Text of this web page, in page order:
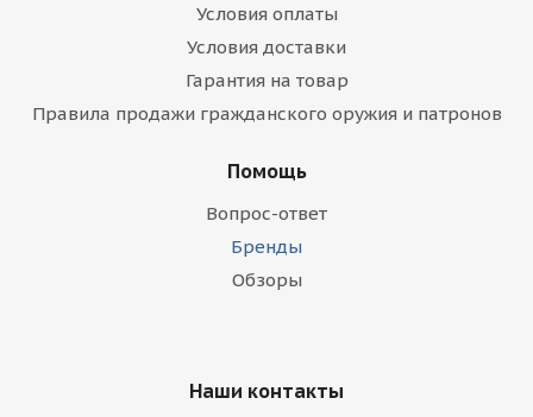
Условия оплаты
Условия доставки
Гарантия на товар
Правила продажи гражданского оружия и патронов
Помощь
Вопрос-ответ
Бренды
Обзоры
Наши контакты